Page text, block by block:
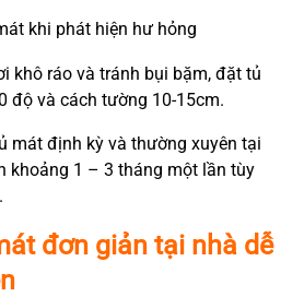
khi phát hiện hư hỏng
khô ráo và tránh bụi bặm, đặt tủ
độ và cách tường 10-15cm.
mát định kỳ và thường xuyên tại
khoảng 1 – 3 tháng một lần tùy
đơn giản tại nhà dễ